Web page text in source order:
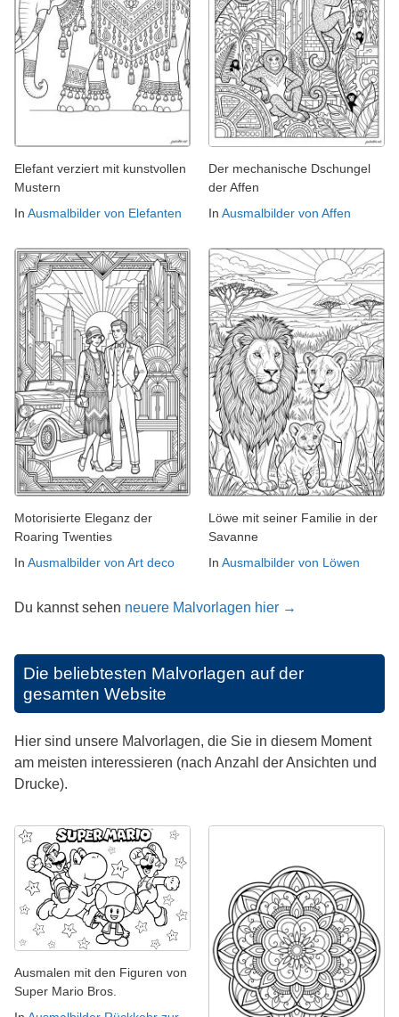
Elefant verziert mit kunstvollen
Mustern
In Ausmalbilder von Elefanten
Der mechanische Dschungel
der Affen
In Ausmalbilder von Affen
Motorisierte Eleganz der
Roaring Twenties
In Ausmalbilder von Art deco
Löwe mit seiner Familie in der
Savanne
In Ausmalbilder von Löwen
Du kannst sehen neuere Malvorlagen hier →
Die beliebtesten Malvorlagen auf der
gesamten Website
Hier sind unsere Malvorlagen, die Sie in diesem Moment
am meisten interessieren (nach Anzahl der Ansichten und
Drucke).
Ausmalen mit den Figuren von
Super Mario Bros.